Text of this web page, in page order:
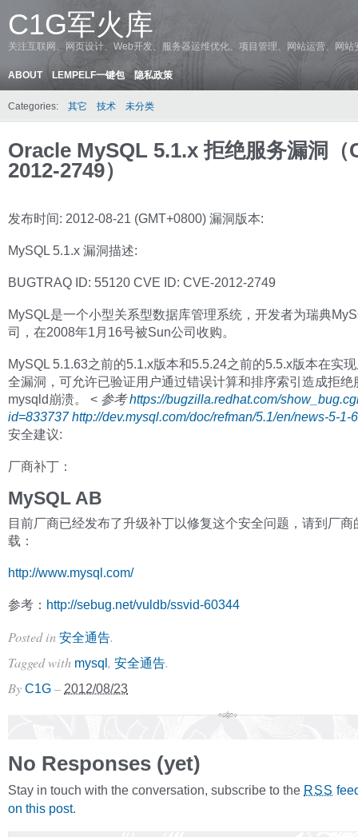
C1G军火库
关注互联网、网页设计、Web开发、服务器运维优化、项目管理、网站运营、网
ABOUT LEMPELF一键包 隐私政策
Categories: 其它 技术 未分类
Oracle MySQL 5.1.x 拒绝服务漏洞（
2012-2749）
发布时间: 2012-08-21 (GMT+0800) 漏洞版本:
MySQL 5.1.x 漏洞描述:
BUGTRAQ ID: 55120 CVE ID: CVE-2012-2749
MySQL是一个小型关系型数据库管理系统，开发者为瑞典
司，在2008年1月16号被Sun公司收购。
MySQL 5.1.63之前的5.1.x版本和5.5.24之前的5.5.x版本在实
全漏洞，可允许已验证用户通过错误计算和排序索引造成拒绝
mysqld崩溃。 < 参考https://bugzilla.redhat.com/
id=833737 http://dev.mysql.com/doc/refman/5.1/en/news-5-1-
安全建议:
厂商补丁：
MySQL AB
目前厂商已经发布了升级补丁以修复这个安全问题，请到厂商
载：
http://www.mysql.com/
参考： http://sebug.net/vuldb/ssvid-60344
Posted in 安全通告.
Tagged with mysql, 安全通告.
By C1G – 2012/08/23
No Responses (yet)
Stay in touch with the conversation, subscribe to the RSS
on this post.